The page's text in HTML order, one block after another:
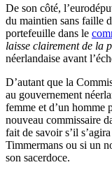
De son côté,
du maintien sans faille
portefeuille dans le
laisse clairement de la
néerlandaise avant
D’autant que la
au gouvernement
femme et d’un homme
nouveau commissaire
fait de savoir s’il
Timmermans ou si un
son sacerdoce.